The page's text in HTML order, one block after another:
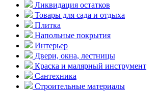
Ликвидация остатков
Товары для сада и отдыха
Плитка
Напольные покрытия
Интерьер
Двери, окна, лестницы
Краска и малярный инструмент
Сантехника
Строительные материалы